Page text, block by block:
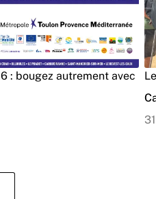
: bougez autrement avec